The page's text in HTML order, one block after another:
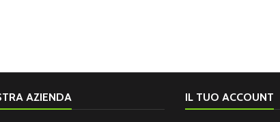
AZIENDA IL TUO ACCOUNT